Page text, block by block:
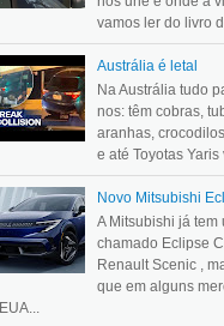
vamos ler do livro
Austrália é letal
Na Austrália tudo
nos: têm cobras,
aranhas,
e até Toyotas Yaris
Novo Mitsubishi
A Mitsubishi já tem
chamado Eclipse
Renault Scenic ,
que em alguns
EUA...